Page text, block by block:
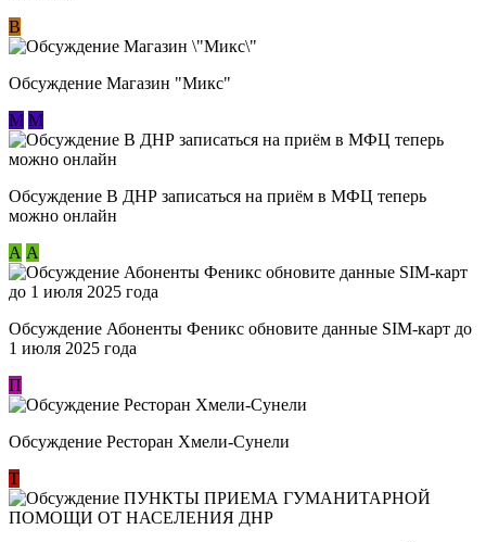
В
Обсуждение Магазин "Микс"
М М
Обсуждение В ДНР записаться на приём в МФЦ теперь
можно онлайн
А А
Обсуждение Абоненты Феникс обновите данные SIM-карт до
1 июля 2025 года
П
Обсуждение Ресторан Хмели-Сунели
Т